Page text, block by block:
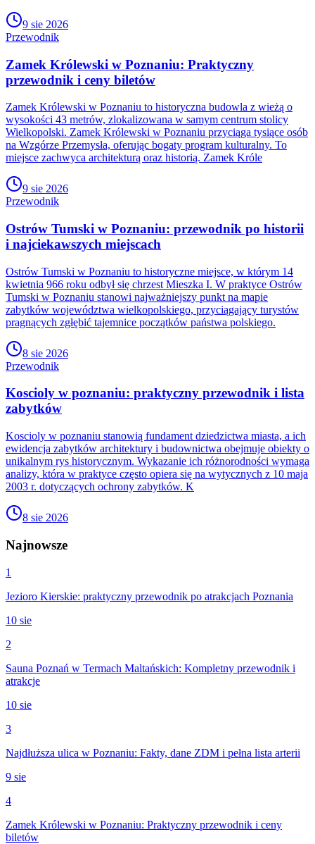
9 sie 2026
Przewodnik
Zamek Królewski w Poznaniu: Praktyczny
przewodnik i ceny biletów
Zamek Królewski w Poznaniu to historyczna budowla z wieżą o
wysokości 43 metrów, zlokalizowana w samym centrum stolicy
Wielkopolski. Zamek Królewski w Poznaniu przyciąga tysiące osób
na Wzgórze Przemysła, oferując bogaty program kulturalny. To
miejsce zachwyca architekturą oraz historią. Zamek Króle
9 sie 2026
Przewodnik
Ostrów Tumski w Poznaniu: przewodnik po historii
i najciekawszych miejscach
Ostrów Tumski w Poznaniu to historyczne miejsce, w którym 14
kwietnia 966 roku odbył się chrzest Mieszka I. W praktyce Ostrów
Tumski w Poznaniu stanowi najważniejszy punkt na mapie
zabytków województwa wielkopolskiego, przyciągający turystów
pragnących zgłębić tajemnice początków państwa polskiego.
8 sie 2026
Przewodnik
Koscioly w poznaniu: praktyczny przewodnik i lista
zabytków
Koscioly w poznaniu stanowią fundament dziedzictwa miasta, a ich
ewidencja zabytków architektury i budownictwa obejmuje obiekty o
unikalnym rys historycznym. Wykazanie ich różnorodności wymaga
analizy, która w praktyce często opiera się na wytycznych z 10 maja
2003 r. dotyczących ochrony zabytków. K
8 sie 2026
Najnowsze
1
Jezioro Kierskie: praktyczny przewodnik po atrakcjach Poznania
10 sie
2
Sauna Poznań w Termach Maltańskich: Kompletny przewodnik i
atrakcje
10 sie
3
Najdłuższa ulica w Poznaniu: Fakty, dane ZDM i pełna lista arterii
9 sie
4
Zamek Królewski w Poznaniu: Praktyczny przewodnik i ceny
biletów